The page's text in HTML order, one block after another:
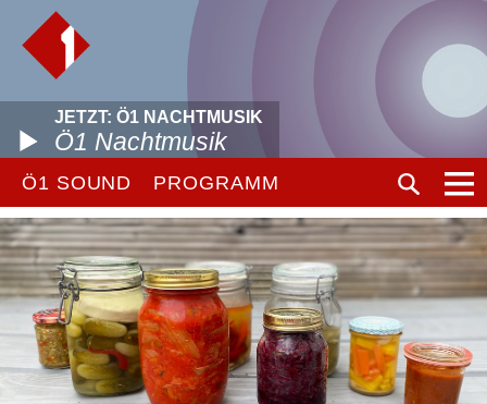
JETZT: Ö1 NACHTMUSIK
Ö1 Nachtmusik
Ö1 SOUND PROGRAMM